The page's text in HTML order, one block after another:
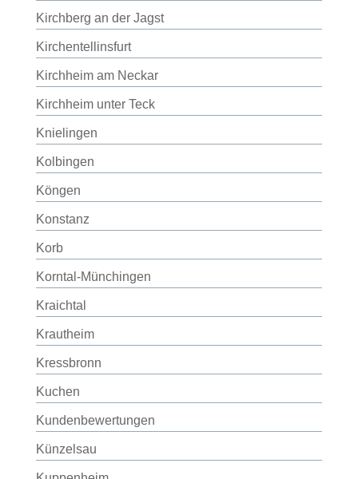
Kirchberg an der Jagst
Kirchentellinsfurt
Kirchheim am Neckar
Kirchheim unter Teck
Knielingen
Kolbingen
Köngen
Konstanz
Korb
Korntal-Münchingen
Kraichtal
Krautheim
Kressbronn
Kuchen
Kundenbewertungen
Künzelsau